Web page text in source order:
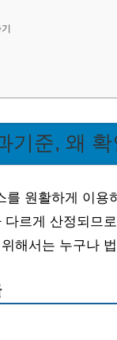
기준, 왜
를 원활하게 이
르게 산정되므
해서는 누구나